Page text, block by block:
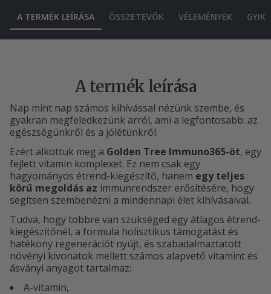
A TERMÉK LEÍRÁSA ÖSSZETEVŐK VÉLEMÉNYEK GYIK
A termék leírása
Nap mint nap számos kihívással nézünk szembe, és
gyakran megfeledkezünk arról, ami a legfontosabb: az
egészségünkről és a jólétünkről.
Ezért alkottuk meg a Golden Tree Immuno365-öt, egy
fejlett vitamin komplexet. Ez nem csak egy
hagyományos étrend-kiegészítő, hanem egy teljes
körű megoldás az immunrendszer erősítésére, hogy
segítsen szembenézni a mindennapi élet kihívásaival.
Tudva, hogy többre van szükséged egy átlagos étrend-
kiegészítőnél, a formula holisztikus támogatást és
hatékony regenerációt nyújt, és szabadalmaztatott
növényi kivonatok mellett számos alapvető vitamint és
ásványi anyagot tartalmaz:
A-vitamin,